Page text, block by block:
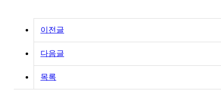
이전글
다음글
목록